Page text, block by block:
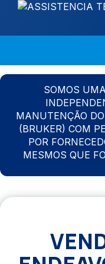
SOMOS
MANUTENÇÃO
(BRUKER) COM
POR
MESMOS QUE